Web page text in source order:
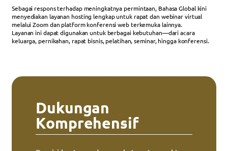
Sebagai respons terhadap meningkatnya permintaan, Bahasa Global kini
menyediakan layanan hosting lengkap untuk rapat dan webinar virtual
melalui Zoom dan platform konferensi web terkemuka lainnya.
Layanan ini dapat digunakan untuk berbagai kebutuhan—dari acara
keluarga, pernikahan, rapat bisnis, pelatihan, seminar, hingga konferensi.
Dukungan
Komprehensif